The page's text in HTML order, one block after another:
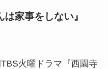
家事をしない』
火曜ドラマ『西園寺